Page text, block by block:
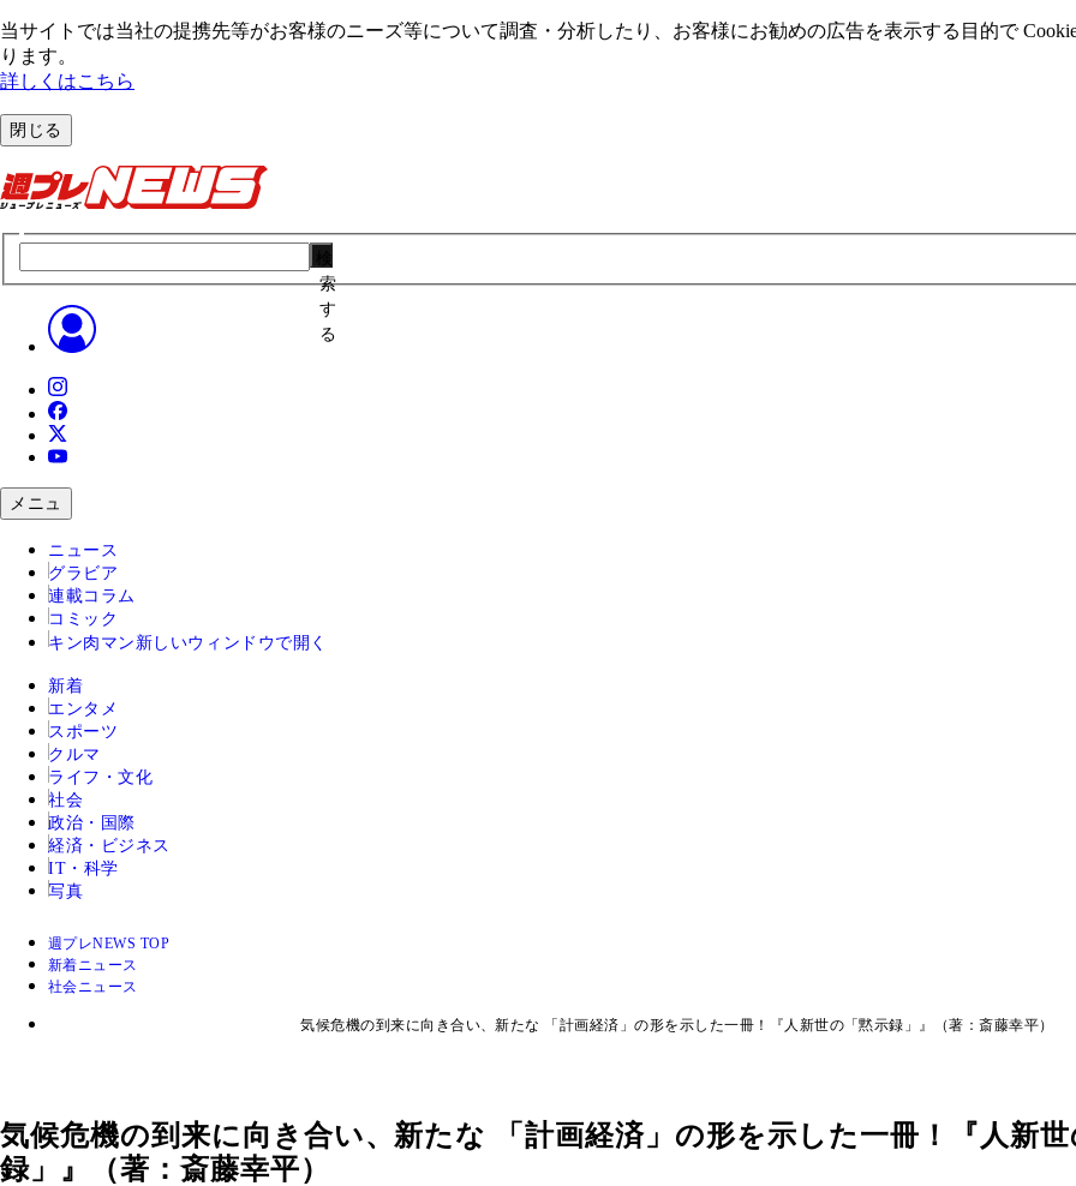
当サイトでは当社の提携先等がお客様のニーズ等について調査・分析したり、お客様にお勧めの広告を表⽰する⽬的で
ります。
詳しくはこちら
閉じる
索
す
る
メニュ
ニュース
グラビア
連載コラム
コミック
キン肉マン 新しいウィンドウで開く
新着
エンタメ
スポーツ
クルマ
ライフ・文化
社会
政治・国際
経済・ビジネス
IT・科学
写真
週プレNEWS TOP
新着ニュース
社会ニュース
気候危機の到来に向き合い、新たな 「計画経済」の形を示した一冊！『人新世の「黙示録」』（著：斎藤幸平）
気候危機の到来に向き合い、新たな 「計画経済」の形を示した一冊！『人新
録」』（著：斎藤幸平）